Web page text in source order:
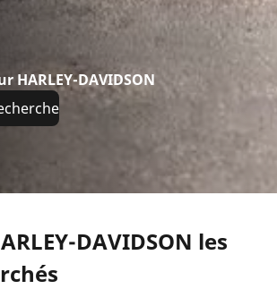
HARLEY-DAVIDSON
DAVIDSON les